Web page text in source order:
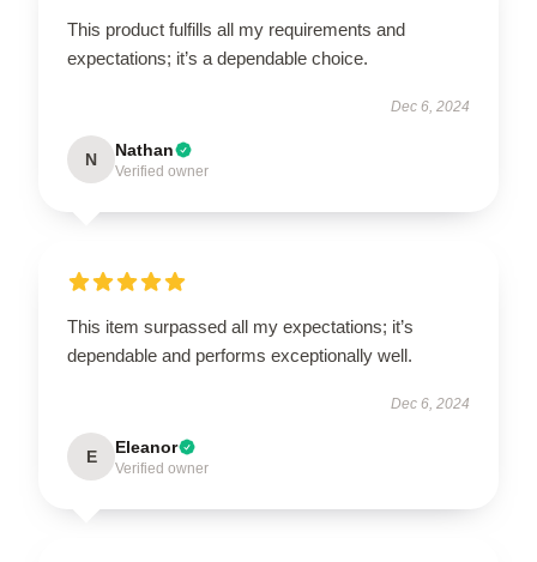
This product fulfills all my requirements and
expectations; it’s a dependable choice.
Dec 6, 2024
N Nathan
Verified owner
This item surpassed all my expectations; it’s
dependable and performs exceptionally well.
Dec 6, 2024
E Eleanor
Verified owner